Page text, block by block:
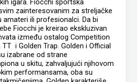
igara. Fiocchi sportska
zainteresovanim za streljačke
amateri ili profesionalci. Da bi
Fiocchi je kreirao ekskluzivan
između ostalog Competition
TT i Golden Trap. Golden i Official
izabrane od strane
u skitu, zahvaljujući njihovom
performansama, oba su